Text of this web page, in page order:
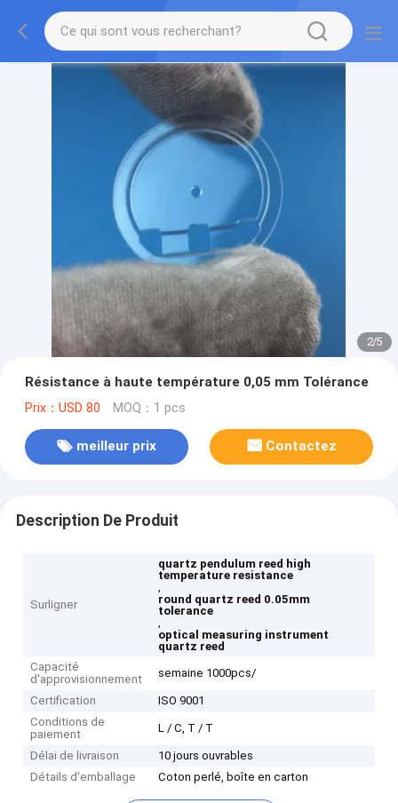
2/5
Résistance à haute température 0,05 mm Tolérance
Prix：USD 80 MOQ：1 pcs
meilleur prix Contactez
Description De Produit
Surligner
quartz pendulum reed high
temperature resistance
,
round quartz reed 0.05mm
tolerance
,
optical measuring instrument
quartz reed
Capacité
d'approvisionnement
semaine 1000pcs/
Certification
ISO 9001
Conditions de
paiement
L / C, T / T
Délai de livraison
10 jours ouvrables
Détails d'emballage
Coton perlé, boîte en carton